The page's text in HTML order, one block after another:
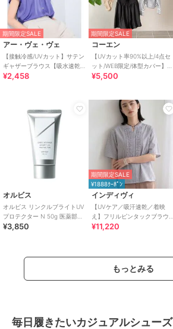
期間限定SALE
アー・ヴェ・ヴェ
【接触冷感/UVカット】サテン
ギャザーブラウス【吸水速乾/
イージーケア】
¥2,458
期間限定SALE
コーエン
【UVカット率90%以上/4点セ
ット/WEB限定/体型カバー】シ
ュシュ付きアソートスイムウ
¥5,500
オルビス
オルビス リンクルブライトUV
プロテクター N 50g 医薬部外
品（顔用日焼け止め）
¥3,850
期間限定SALE
¥1888ｸｰﾎﾟﾝ
インディヴィ
【UVケア／吸汗速乾／着映
え】フリルピンタックブラウ
ス
¥11,220
もっとみる
毎日履きたいカジュアルシューズ